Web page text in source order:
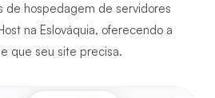
de hospedagem de servidores
na Eslováquia, oferecendo a
que seu site precisa.